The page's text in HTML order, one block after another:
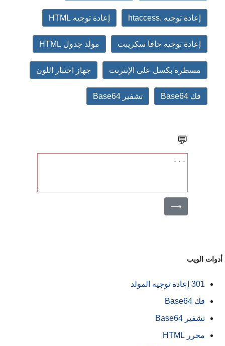
إعادة توجيه .htaccess إعادة توجيه HTML
إعادة توجيه جافا سكريبت مولد جدول HTML
مسطرة بكسل على الإنترنت جهاز اختبار اللون
فك Base64 تشفير Base64
💬
⟶
الويب
301 إعادة توجيه المولد
فك Base64
تشفير Base64
محرر HTML